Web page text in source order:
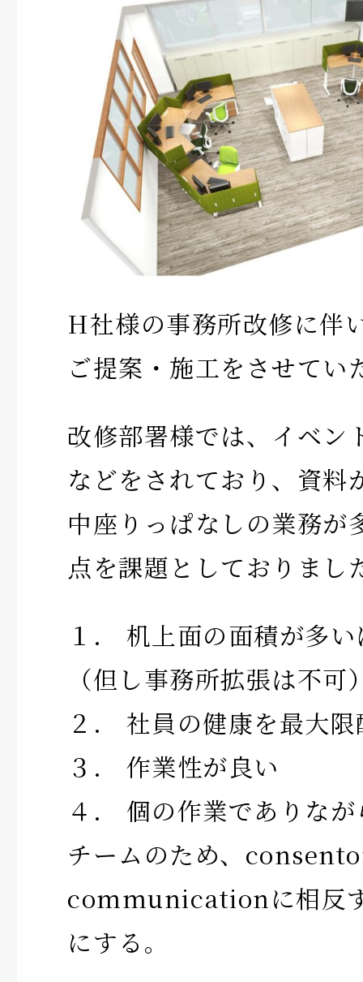
H社様の事務所改修に伴
ご提案・施工をさせてい
改修部署様では、イベン
などをされており、資料
中座りっぱなしの業務が
点を課題としておりまし
１． 机上面の面積が多
（但し事務所拡張は不可
２． 社員の健康を最大
３． 作業性が良い
４． 個の作業でありな
チームのため、
communicationに相反
にする。